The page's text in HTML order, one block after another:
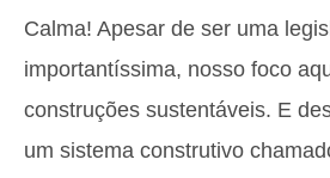
Calma! Apesar de ser uma
importantíssima, nosso foco
construções sustentáveis. E
um sistema construtivo